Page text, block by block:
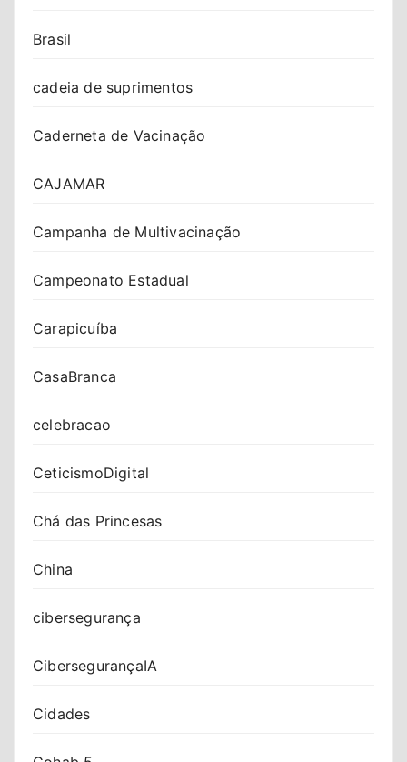
Brasil
cadeia de suprimentos
Caderneta de Vacinação
CAJAMAR
Campanha de Multivacinação
Campeonato Estadual
Carapicuíba
CasaBranca
celebracao
CeticismoDigital
Chá das Princesas
China
cibersegurança
CibersegurançaIA
Cidades